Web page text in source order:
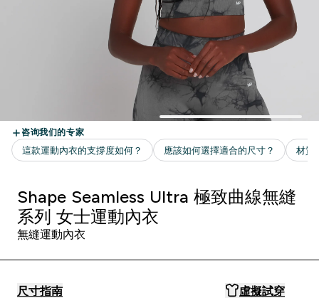
Shape Seamless Ultra 極致曲線無縫
系列 女士運動內衣
無縫運動內衣
尺寸指南 虛擬試穿